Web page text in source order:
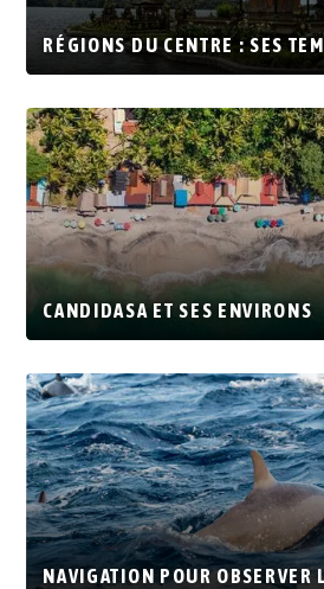
RÉGIONS DU CENTRE : SES
CANDIDASA ET SES ENVIRONS
NAVIGATION POUR OBSERVER